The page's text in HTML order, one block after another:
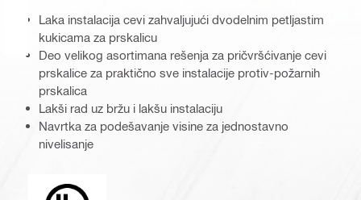
Laka instalacija cevi zahvaljujući dvodelnim petljastim
kukicama za prskalicu
Deo velikog asortimana rešenja za pričvršćivanje cevi
prskalice za praktično sve instalacije protiv-požarnih
prskalica
Lakši rad uz bržu i lakšu instalaciju
Navrtka za podešavanje visine za jednostavno
nivelisanje
UL_logo.eps (51762)